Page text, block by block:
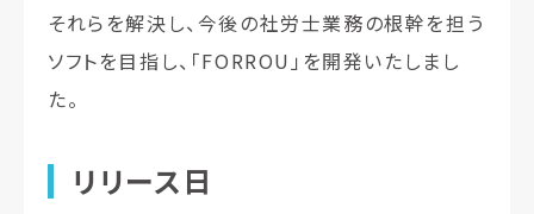
それらを解決し、今後の社労士業務の根幹を担う
ソフトを目指し、「FORROU」を開発いたしまし
た。
リリース日